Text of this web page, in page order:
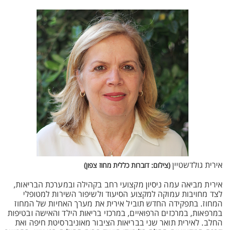
אירית גולדשטיין (צילום: דוברות כללית מחוז צפון)
אירית מביאה עמה ניסיון מקצועי רחב בקהילה ובמערכת הבריאות,
לצד מחויבות עמוקה למקצוע הסיעוד ולשיפור השירות למטופלי
המחוז. בתפקידה החדש תוביל אירית את מערך האחיות של המחוז
במרפאות, במרכזים הרפואיים, במרכזי בריאות הילד והאישה ובטיפות
החלב. לאירית תואר שני בבריאות הציבור מאוניברסיטת חיפה ואת